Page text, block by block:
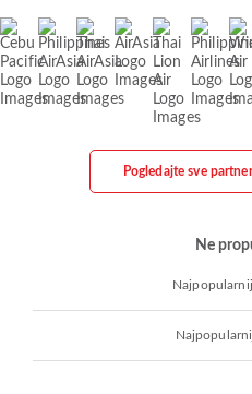
Pogledajte sve
Ne